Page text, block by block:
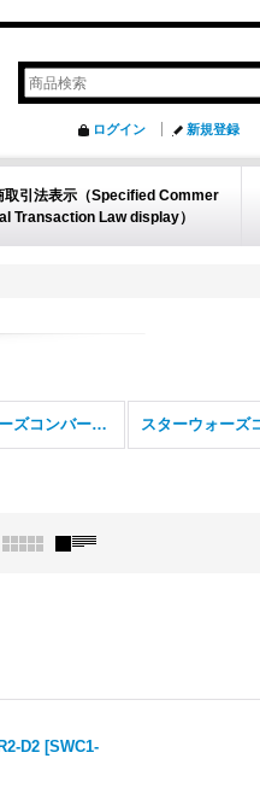
ログイン 新規登録
取引法表示（Specified Commer
Transaction Law display）
スターウォーズコンバージ３
D2 [SWC1-